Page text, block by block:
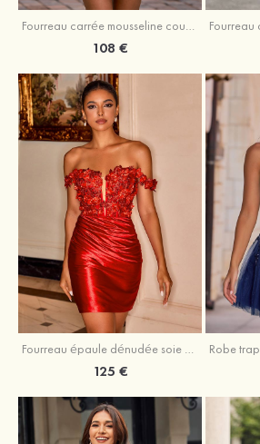
Fourreau carrée mousseline courte/mini robe de fête de la rentré avec volants
108 €
Fourreau épaule dénudée soie comme du satin courte/mini robe de fête de la rentrée
125 €